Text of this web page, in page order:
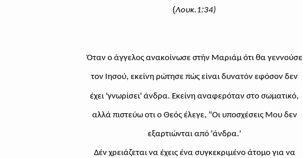
(Λουκ.1:34)
Όταν ο άγγελος ανακοίνωσε στήν Μαριάμ ότι θα γεννούσε
τον Ιησού, εκείνη ρώτησε πώς είναι δυνατόν εφόσον δεν
έχει 'γνωρίσει' άνδρα. Εκείνη αναφερόταν στο σωματικό,
αλλά πιστεύω οτι ο Θεός έλεγε, "Οι υποσχέσεις Μου δεν
εξαρτιώνται από 'άνδρα.'
Δέν χρειάζεται να έχεις ένα συγκεκριμένο άτομο για να